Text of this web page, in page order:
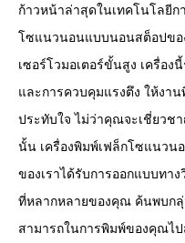
ก้าวหน้าล่าสุดในเทคโนโลยีก
โซแนวนอนแบบนอนสต็อปขอ
เซอร์โวมอเตอร์ขั้นสูง เครื่อ
และการควบคุมแรงตึง ให้งา
ประทับใจ ไม่ว่าคุณจะเชี่ยว
นั้น เครื่องพิมพ์เฟล็กโซแนวน
ของเราได้รับการออกแบบทา
ที่หลากหลายของคุณ ค้นพบก
สามารถในการพิมพ์ของคุณไ